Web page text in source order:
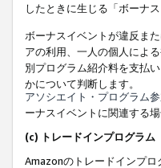
したときに生じる「ボーナ
ボーナスイベントが違反ま
アの利用、一人の個人によ
別プログラム紹介料を支払
かについて判断します。
アソシエイト・プログラム
ーナスイベントに関連する
(c) トレードインプログラム
Amazonのトレードインプ